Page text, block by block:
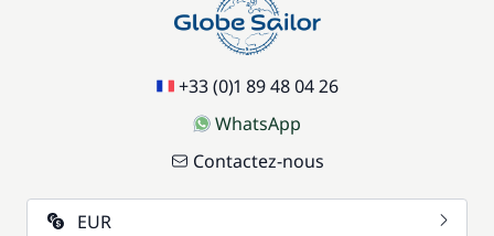
+33 (0)1 89 48 04 26
WhatsApp
Contactez-nous
EUR